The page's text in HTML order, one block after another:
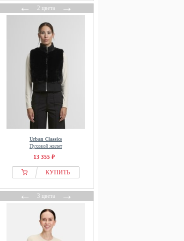
←2 цвета→
Urban Classics
Пуховой жилет
13 355 ₽
КУПИТЬ
←3 цвета→